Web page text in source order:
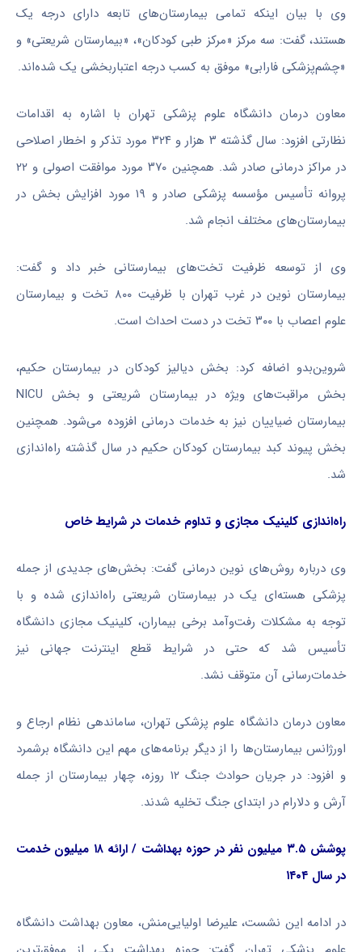
وی با بیان اینکه تمامی بیمارستان‌های تابعه دارای درجه یک
هستند، گفت: سه مرکز «مرکز طبی کودکان»، «بیمارستان شریعتی» و
«چشم‌پزشکی فارابی» موفق به کسب درجه اعتباربخشی یک شده‌اند.
معاون درمان دانشگاه علوم پزشکی تهران با اشاره به اقدامات
نظارتی افزود: سال گذشته ۳ هزار و ۳۲۴ مورد تذکر و اخطار اصلاحی
در مراکز درمانی صادر شد. همچنین ۳۷۰ مورد موافقت اصولی و ۲۲
پروانه تأسیس مؤسسه پزشکی صادر و ۱۹ مورد افزایش بخش در
بیمارستان‌های مختلف انجام شد.
وی از توسعه ظرفیت تخت‌های بیمارستانی خبر داد و گفت:
بیمارستان نوین در غرب تهران با ظرفیت ۸۰۰ تخت و بیمارستان
علوم اعصاب با ۳۰۰ تخت در دست احداث است.
شروین‌بدو اضافه کرد: بخش دیالیز کودکان در بیمارستان حکیم،
بخش مراقبت‌های ویژه در بیمارستان شریعتی و بخش NICU
بیمارستان ضیاییان نیز به خدمات درمانی افزوده می‌شود. همچنین
بخش پیوند کبد بیمارستان کودکان حکیم در سال گذشته راه‌اندازی
شد.
راه‌اندازی کلینیک مجازی و تداوم خدمات در شرایط خاص
وی درباره روش‌های نوین درمانی گفت: بخش‌های جدیدی از جمله
پزشکی هسته‌ای یک در بیمارستان شریعتی راه‌اندازی شده و با
توجه به مشکلات رفت‌وآمد برخی بیماران، کلینیک مجازی دانشگاه
تأسیس شد که حتی در شرایط قطع اینترنت جهانی نیز
خدمات‌رسانی آن متوقف نشد.
معاون درمان دانشگاه علوم پزشکی تهران، ساماندهی نظام ارجاع و
اورژانس بیمارستان‌ها را از دیگر برنامه‌های مهم این دانشگاه برشمرد
و افزود: در جریان حوادث جنگ ۱۲ روزه، چهار بیمارستان از جمله
آرش و دلارام در ابتدای جنگ تخلیه شدند.
پوشش ۳.۵ میلیون نفر در حوزه بهداشت / ارائه ۱۸ میلیون خدمت
در سال ۱۴۰۴
در ادامه این نشست، علیرضا اولیایی‌منش، معاون بهداشت دانشگاه